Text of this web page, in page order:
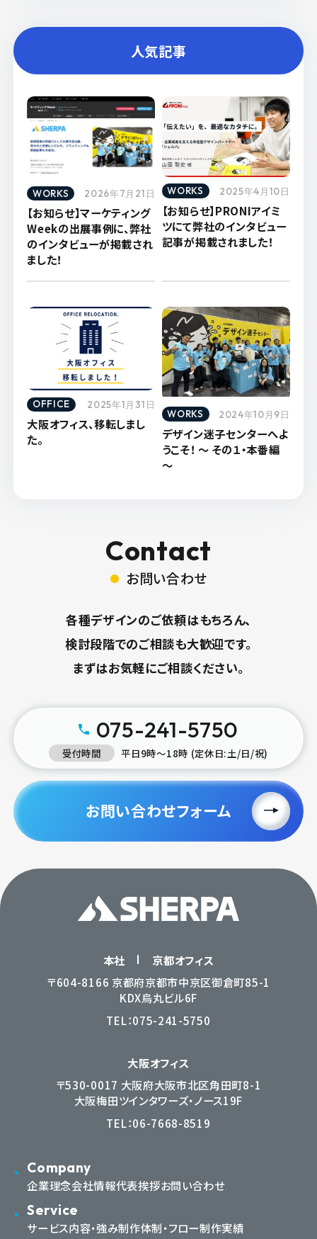
人気記事
WORKS 2026年7月21日
【お知らせ】マーケティング
Weekの出展事例に、弊社
のインタビューが掲載され
ました！
WORKS 2025年4月10日
【お知らせ】PRONIアイミ
ツにて弊社のインタビュー
記事が掲載されました！
OFFICE 2025年1月31日
大阪オフィス、移転しまし
た。
WORKS 2024年10月9日
デザイン迷子センターへよ
うこそ！ ～ その１・本番編
～
Contact
お問い合わせ
各種デザインのご依頼はもちろん、
検討段階でのご相談も大歓迎です。
まずはお気軽にご相談ください。
075-241-5750
受付時間 平日9時〜18時 (定休日:土/日/祝)
お問い合わせフォーム
本社
京都オフィス
〒604-8166 京都府京都市中京区御倉町85-1
KDX烏丸ビル6F
TEL：075-241-5750
大阪オフィス
〒530-0017 大阪府大阪市北区角田町8-1
大阪梅田ツインタワーズ・ノース19F
TEL：06-7668-8519
Company
企業理念会社情報代表挨拶お問い合わせ
Service
サービス内容・強み制作体制・フロー制作実績